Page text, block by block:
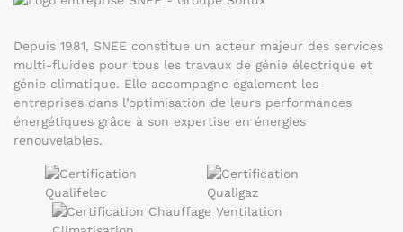
Depuis 1981, SNEE constitue un acteur majeur des services
multi-fluides pour tous les travaux de génie électrique et
génie climatique. Elle accompagne également les
entreprises dans l’optimisation de leurs performances
énergétiques grâce à son expertise en énergies
renouvelables.